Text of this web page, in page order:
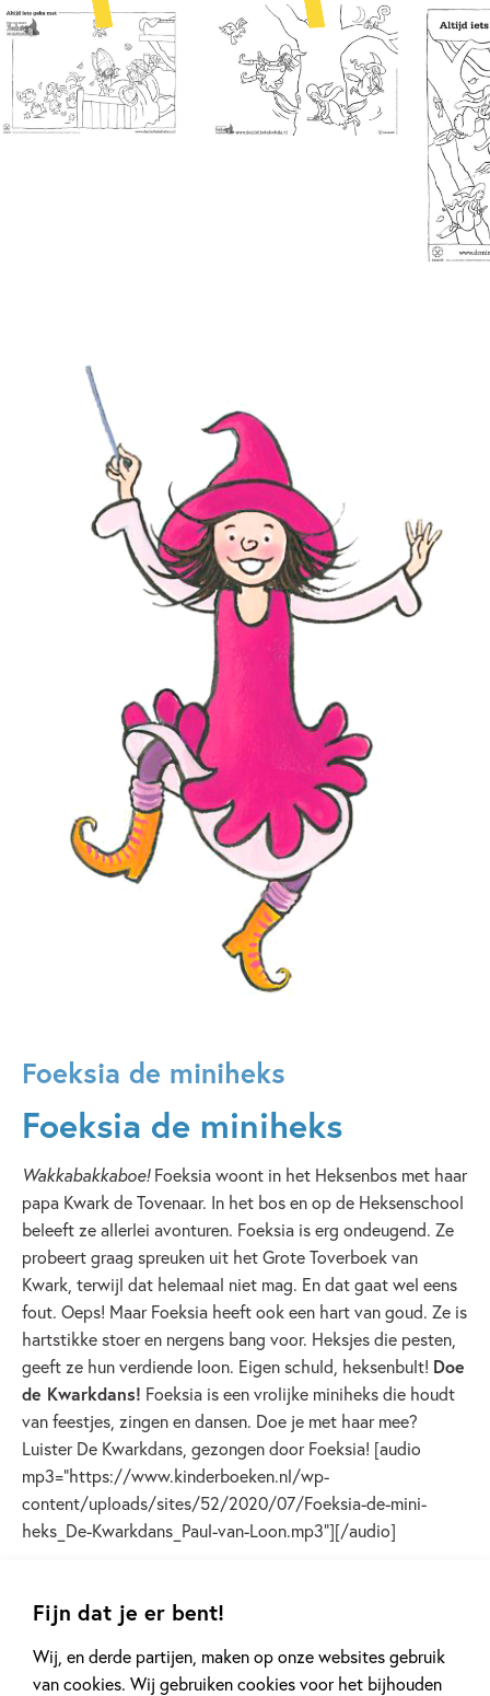
Fijn dat je er bent!
Wij, en derde partijen, maken op onze websites gebruik
van cookies. Wij gebruiken cookies voor het bijhouden
Foeksia de miniheks
Foeksia de miniheks
Wakkabakkaboe!Foeksia woont in het Heksenbos met haar
papa Kwark de Tovenaar. In het bos en op de Heksenschool
beleeft ze allerlei avonturen. Foeksia is erg ondeugend. Ze
probeert graag spreuken uit het Grote Toverboek van
Kwark, terwijl dat helemaal niet mag. En dat gaat wel eens
fout. Oeps! Maar Foeksia heeft ook een hart van goud. Ze is
hartstikke stoer en nergens bang voor. Heksjes die pesten,
geeft ze hun verdiende loon. Eigen schuld, heksenbult! Doe
de Kwarkdans! Foeksia is een vrolijke miniheks die houdt
van feestjes, zingen en dansen. Doe je met haar mee?
Luister De Kwarkdans, gezongen door Foeksia! [audio
mp3="https://www.kinderboeken.nl/wp-
content/uploads/sites/52/2020/07/Foeksia-de-mini-
heks_De-Kwarkdans_Paul-van-Loon.mp3"][/audio]
Lees verder